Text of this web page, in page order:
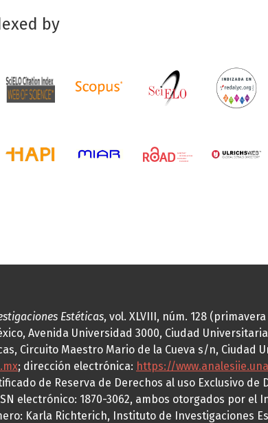
by
Estéticas, vol. XLVIII, núm. 128
Avenida Universidad 3000, Ciudad
Circuito Maestro Mario de la Cueva s/n, Ciudad
; dirección electrónica: https://
de Reserva de Derechos al uso Exclusivo de
electrónico: 1870-3062, ambos otorgados por
Karla Richterich, Instituto de Investigaciones